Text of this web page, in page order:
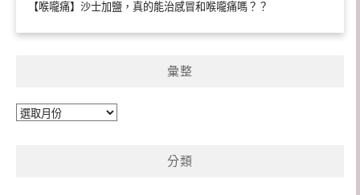
【喉嚨痛】沙士加鹽，真的能治感冒和喉嚨痛嗎？？
彙整
彙
分類